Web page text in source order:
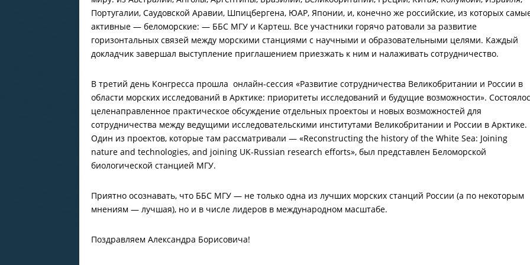
Португалии, Саудовской Аравии, Шпицбергена, ЮАР, Японии, и, конечно же российские, из которых
активные — беломорские: — ББС МГУ и Картеш. Все участники горячо ратовали за развитие
горизонтальных связей между морскими станциями с научными и образовательными целями. Каждый
докладчик завершал выступление приглашением приезжать к ним и налаживать сотрудничество.
В третий день Конгресса прошла онлайн-сессия «Развитие сотрудничества Великобритании и России в
области морских исследований в Арктике: приоритеты исследований и будущие возможности».
целенаправленное практическое обсуждение отдельных проектоы и новых возможностей для
сотрудничества между ведущими исследовательскими институтами Великобритании и России в Арктике.
Один из проектов, которые там рассматривали — «Reconstructing the history of the White Sea: Joining
nature and technologies, and joining UK-Russian research efforts», был представлен Беломорской
биологической станцией МГУ.
Приятно осознавать, что ББС МГУ — не только одна из лучших морских станций России (а по некоторым
мнениям — лучшая), но и в числе лидеров в международном масштабе.
Поздравляем Александра Борисовича!